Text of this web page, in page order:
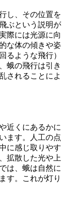
し、その位置を
ぶという説明が
際には光源に向
な体の傾きや姿
るような飛行）
蛾の飛行は引き
されることによ
近くにあるかに
ます。人工の点
に感じ取りやす
拡散した光や上
は、蛾は自然に
す。これが灯り